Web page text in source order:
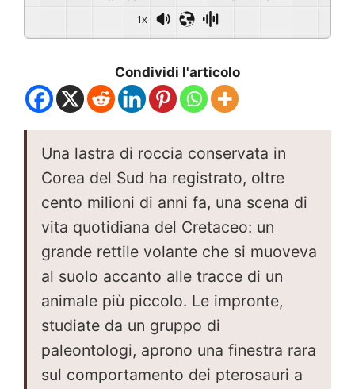
1x
Condividi l'articolo
Una lastra di roccia conservata in
Corea del Sud ha registrato, oltre
cento milioni di anni fa, una scena di
vita quotidiana del Cretaceo: un
grande rettile volante che si muoveva
al suolo accanto alle tracce di un
animale più piccolo. Le impronte,
studiate da un gruppo di
paleontologi, aprono una finestra rara
sul comportamento dei pterosauri a